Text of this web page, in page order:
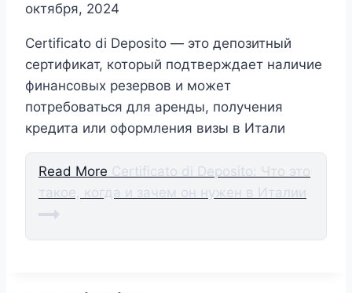
октября, 2024
Certificato di Deposito — это депозитный
сертификат, который подтверждает наличие
финансовых резервов и может
потребоваться для аренды, получения
кредита или оформления визы в Итали
Read More Certificato di Deposito: Что это
такое, когда и зачем он нужен в Италии